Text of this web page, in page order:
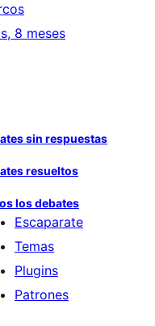
8 meses
sin respuestas
resueltos
los debates
Escaparate
Temas
Plugins
Patrones